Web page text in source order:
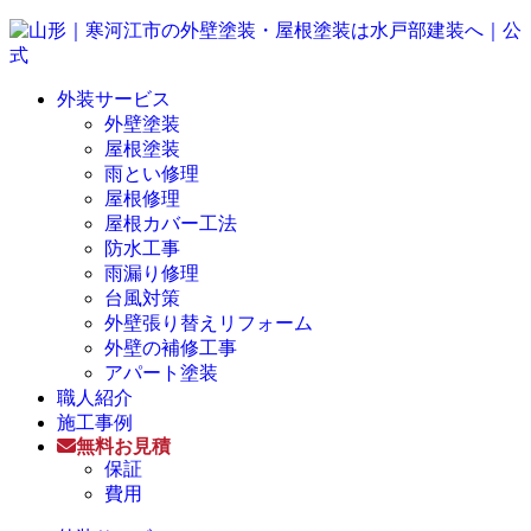
外装サービス
外壁塗装
屋根塗装
雨とい修理
屋根修理
屋根カバー工法
防水工事
雨漏り修理
台風対策
外壁張り替えリフォーム
外壁の補修工事
アパート塗装
職人紹介
施工事例
無料お見積
保証
費用